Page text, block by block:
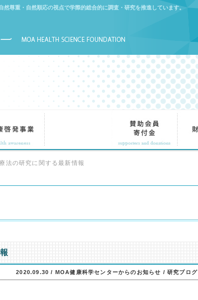
尊重・自然順応の視点で学際的総合的に調査・研究を推進しています。
法の研究に関する最新情報
2020.09.30 / MOA健康科学センターからのお知らせ / 研究ブログ